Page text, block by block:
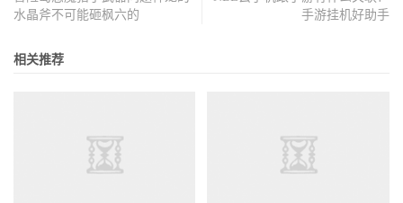
水晶斧不可能砸枫六的
手游挂机好助手
相关推荐